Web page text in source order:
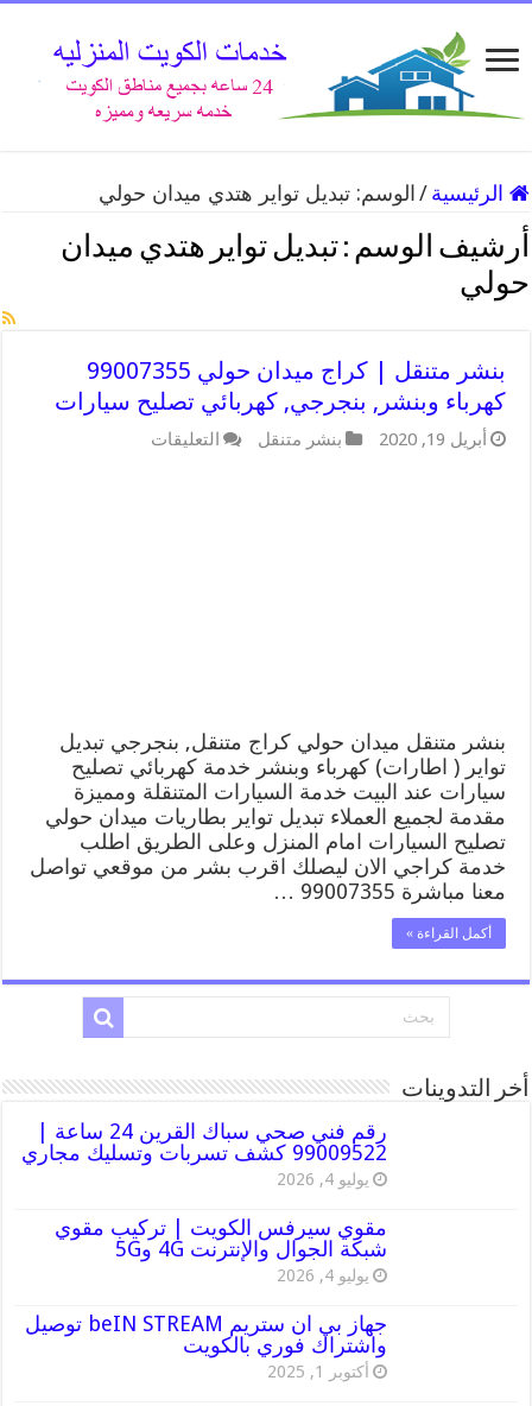
الرئيسية / الوسم:تبديل تواير هتدي ميدان حولي
أرشيف الوسم :تبديل تواير هتدي ميدان
حولي
بنشر متنقل | كراج ميدان حولي 99007355
كهرباء وبنشر, بنجرجي, كهربائي تصليح سيارات
أبريل 19, 2020 بنشر متنقل التعليقات
مغلقة
بنشر متنقل ميدان حولي كراج متنقل, بنجرجي تبديل
تواير ( اطارات) كهرباء وبنشر خدمة كهربائي تصليح
سيارات عند البيت خدمة السيارات المتنقلة ومميزة
مقدمة لجميع العملاء تبديل تواير بطاريات ميدان حولي
تصليح السيارات امام المنزل وعلى الطريق اطلب
خدمة كراجي الان ليصلك اقرب بشر من موقعي تواصل
معنا مباشرة 99007355 …
أكمل القراءة »
أخر التدوينات
رقم فني صحي سباك القرين 24 ساعة |
99009522 كشف تسربات وتسليك مجاري
يوليو 4, 2026
مقوي سيرفس الكويت | تركيب مقوي
شبكة الجوال والإنترنت 4G و5G
يوليو 4, 2026
جهاز بي ان ستريم beIN STREAM توصيل
واشتراك فوري بالكويت
أكتوبر 1, 2025